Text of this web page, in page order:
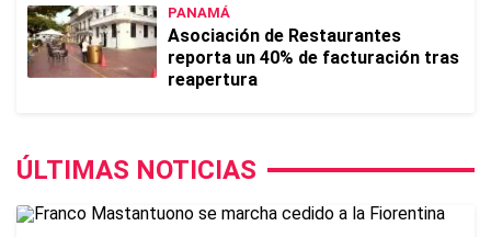
PANAMÁ
Asociación de Restaurantes
reporta un 40% de facturación tras
reapertura
ÚLTIMAS NOTICIAS